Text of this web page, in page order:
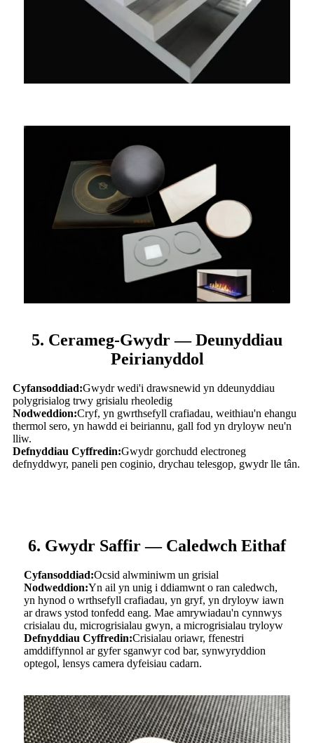
5. Cerameg-Gwydr — Deunyddiau
Peirianyddol
Cyfansoddiad:Gwydr wedi'i drawsnewid yn ddeunyddiau
polygrisialog trwy grisialu rheoledig
Nodweddion:Cryf, yn gwrthsefyll crafiadau, weithiau'n ehangu
thermol sero, yn hawdd ei beiriannu, gall fod yn dryloyw neu'n
lliw.
Defnyddiau Cyffredin:Gwydr gorchudd electroneg
defnyddwyr, paneli pen coginio, drychau telesgop, gwydr lle tân.
6. Gwydr Saffir — Caledwch Eithaf
Cyfansoddiad:Ocsid alwminiwm un grisial
Nodweddion:Yn ail yn unig i ddiamwnt o ran caledwch,
yn hynod o wrthsefyll crafiadau, yn gryf, yn dryloyw iawn
ar draws ystod tonfedd eang. Mae amrywiadau'n cynnwys
crisialau du, microgrisialau gwyn, a microgrisialau tryloyw
Defnyddiau Cyffredin:Crisialau oriawr, ffenestri
amddiffynnol ar gyfer sganwyr cod bar, synwyryddion
optegol, lensys camera dyfeisiau cadarn.